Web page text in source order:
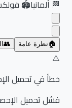
ألمانيا🏟️فولكس
نظرة عامة 👥
خطأ في تحميل
فشل تحميل